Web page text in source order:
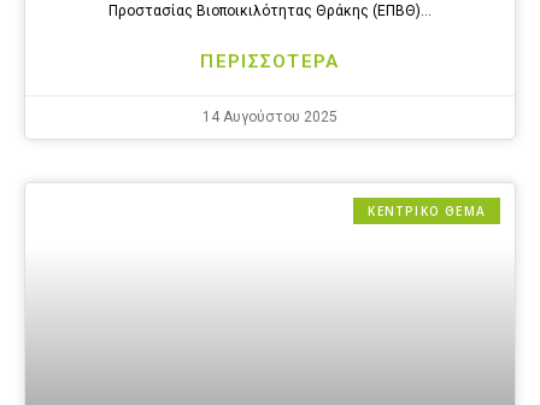
Προστασίας Βιοποικιλότητας Θράκης (ΕΠΒΘ)…
ΠΕΡΙΣΣΟΤΕΡΑ
14 Αυγούστου 2025
ΚΕΝΤΡΙΚΟ ΘΕΜΑ